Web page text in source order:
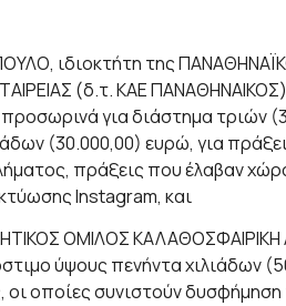
ιδιοκτήτη της
(δ.τ. ΚΑΕ ΠΑΝΑΘΗΝΑΙΚΟΣ)
για διάστημα τριών
(30.000,00) ευρώ, για
πράξεις που έλαβαν
Instagram, και
ΟΜΙΛΟΣ ΚΑΛΑΘΟΣΦΑΙΡΙΚΗ
ύψους πενήντα χιλιάδων
οι οποίες συνιστούν